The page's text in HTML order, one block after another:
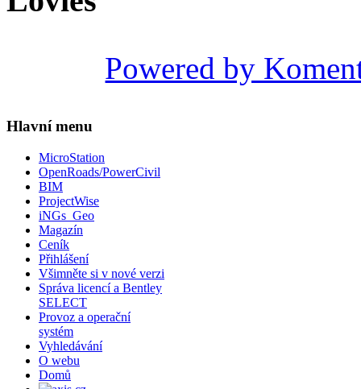
Powered by
Hlavní menu
MicroStation
OpenRoads/PowerCivil
BIM
ProjectWise
iNGs_Geo
Magazín
Ceník
Přihlášení
Všimněte si v nové verzi
Správa licencí a Bentley
SELECT
Provoz a operační
systém
Vyhledávání
O webu
Domů